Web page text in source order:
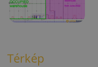
Térkép